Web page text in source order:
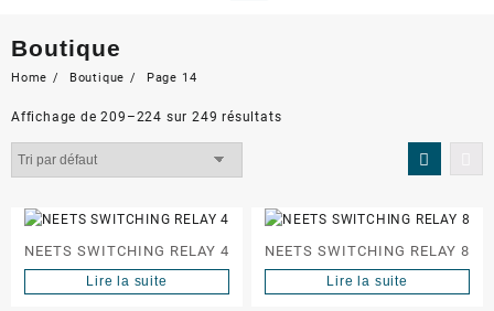
Boutique
Home Boutique Page 14
Affichage de 209–224 sur 249 résultats
NEETS SWITCHING RELAY 4
Lire la suite
NEETS SWITCHING RELAY 8
Lire la suite